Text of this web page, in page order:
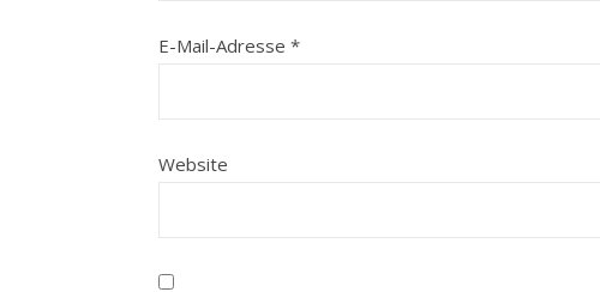
E-Mail-Adresse *
Website